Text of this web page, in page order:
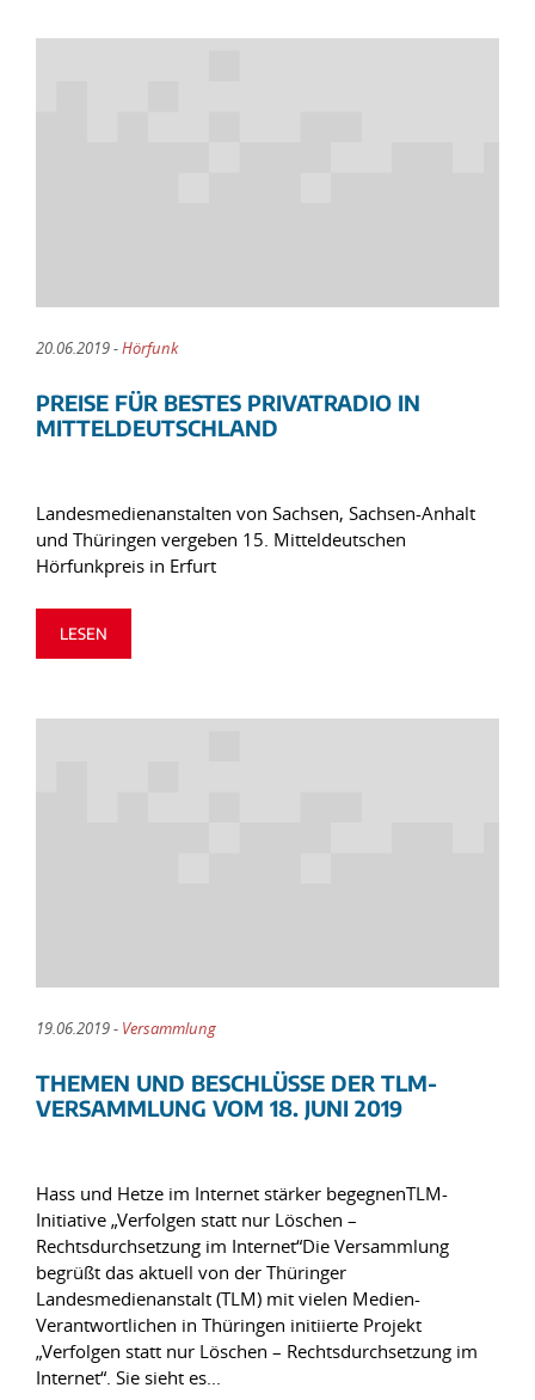
20.06.2019 -Hörfunk
PREISE FÜR BESTES PRIVATRADIO IN
MITTELDEUTSCHLAND
Landesmedienanstalten von Sachsen, Sachsen-Anhalt
und Thüringen vergeben 15. Mitteldeutschen
Hörfunkpreis in Erfurt
LESEN
19.06.2019 - Versammlung
THEMEN UND BESCHLÜSSE DER TLM-
VERSAMMLUNG VOM 18. JUNI 2019
Hass und Hetze im Internet stärker begegnenTLM-
Initiative „Verfolgen statt nur Löschen –
Rechtsdurchsetzung im Internet“Die Versammlung
begrüßt das aktuell von der Thüringer
Landesmedienanstalt (TLM) mit vielen Medien-
Verantwortlichen in Thüringen initiierte Projekt
„Verfolgen statt nur Löschen – Rechtsdurchsetzung im
Internet“. Sie sieht es...